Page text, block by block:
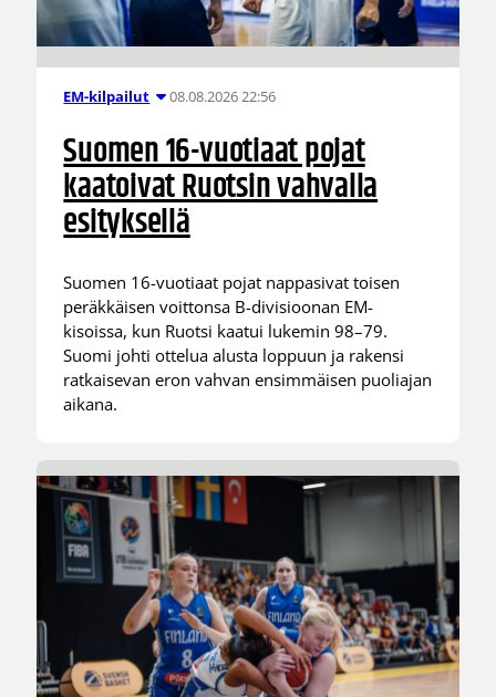
EM-kilpailut 08.08.2026 22:56
Suomen 16-vuotiaat pojat
kaatoivat Ruotsin vahvalla
esityksellä
Suomen 16-vuotiaat pojat nappasivat toisen
peräkkäisen voittonsa B-divisioonan EM-
kisoissa, kun Ruotsi kaatui lukemin 98–79.
Suomi johti ottelua alusta loppuun ja rakensi
ratkaisevan eron vahvan ensimmäisen puoliajan
aikana.